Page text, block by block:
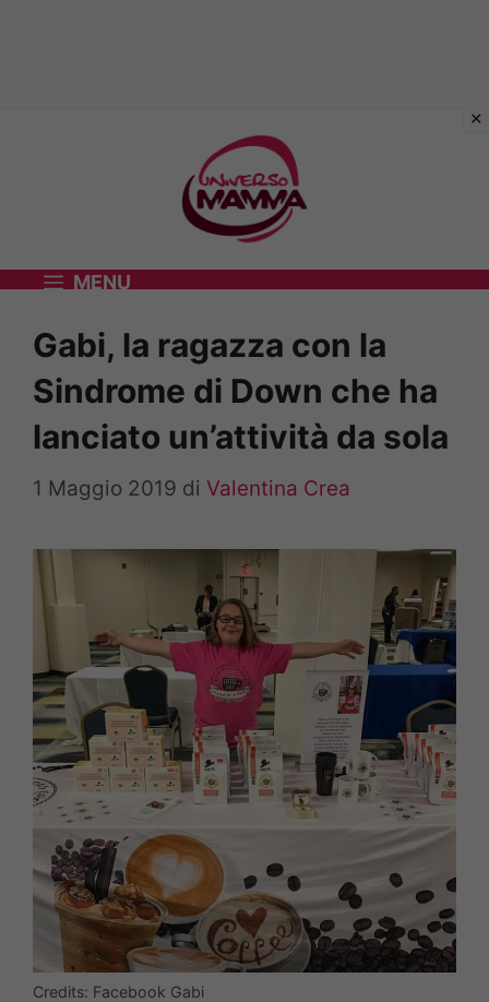
MENU
Gabi, la ragazza con la
Sindrome di Down che ha
lanciato un’attività da sola
1 Maggio 2019 di Valentina Crea
Credits: Facebook Gabi